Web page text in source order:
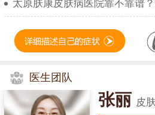
太原肤康皮肤病医院靠不靠谱
医生团队
张丽 皮